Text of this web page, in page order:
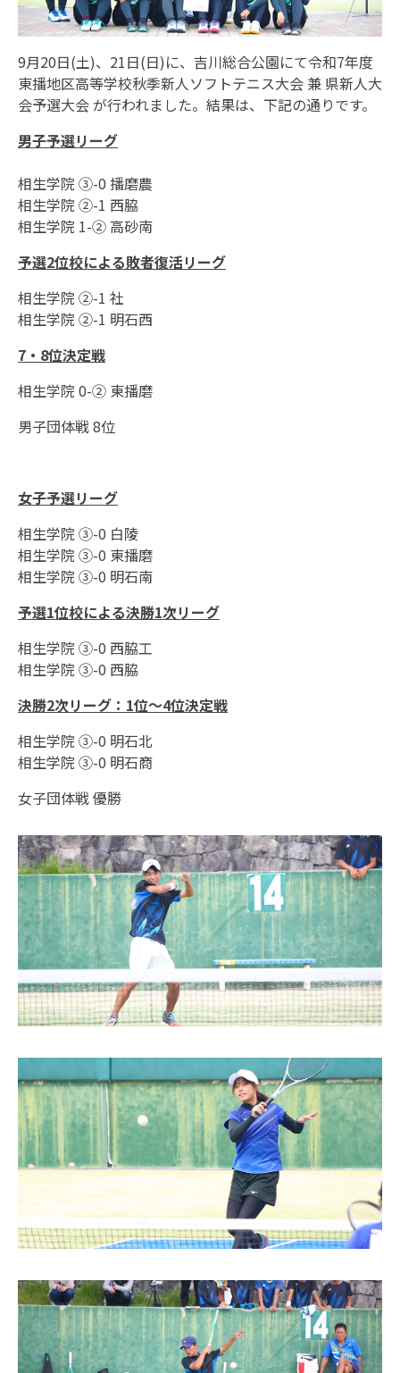
9月20日(土)、21日(日)に、吉川総合公園にて令和7年度
東播地区高等学校秋季新人ソフトテニス大会 兼 県新人大
会予選大会 が行われました。結果は、下記の通りです。
男子予選リーグ
相生学院 ③-0 播磨農
相生学院 ②-1 西脇
相生学院 1-② 高砂南
予選2位校による敗者復活リーグ
相生学院 ②-1 社
相生学院 ②-1 明石西
7・8位決定戦
相生学院 0-② 東播磨
男子団体戦 8位
女子予選リーグ
相生学院 ③-0 白陵
相生学院 ③-0 東播磨
相生学院 ③-0 明石南
予選1位校による決勝1次リーグ
相生学院 ③-0 西脇工
相生学院 ③-0 西脇
決勝2次リーグ：1位〜4位決定戦
相生学院 ③-0 明石北
相生学院 ③-0 明石商
女子団体戦 優勝